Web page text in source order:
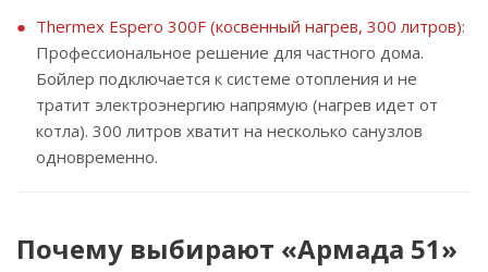
Thermex Espero 300F (косвенный нагрев, 300 литров):
Профессиональное решение для частного дома.
Бойлер подключается к системе отопления и не
тратит электроэнергию напрямую (нагрев идет от
котла). 300 литров хватит на несколько санузлов
одновременно.
Почему выбирают «Армада 51»